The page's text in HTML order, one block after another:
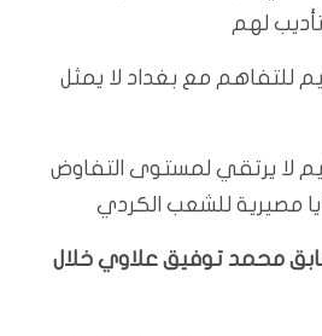
لهم
للتفاهم مع بغداد لا يمثل
لا يرتقي لمستوى التفاوض
مصيرية للشعب الكردي
محمد توفيق علاوي خلال